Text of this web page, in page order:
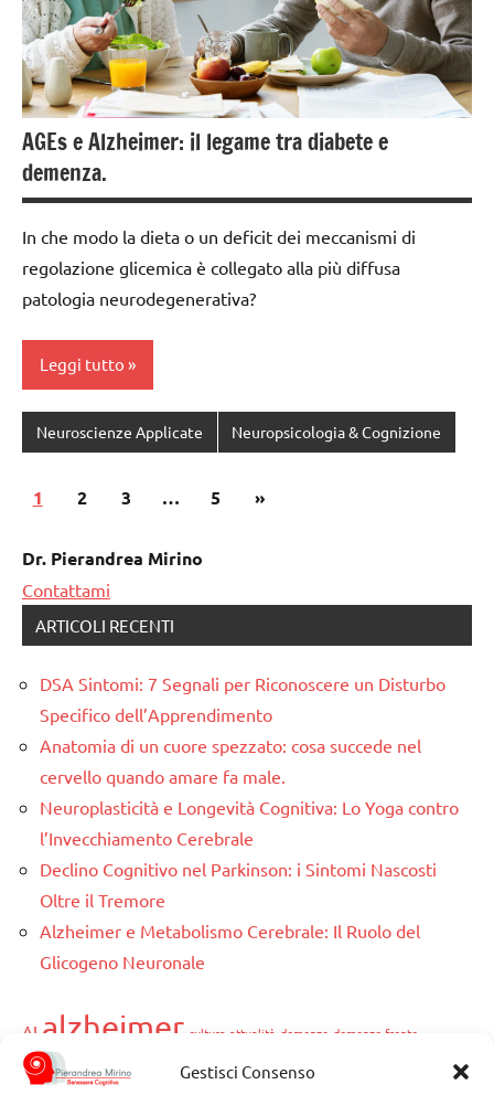
Gestisci Consenso
AGEs e Alzheimer: il legame tra diabete e
demenza.
In che modo la dieta o un deficit dei meccanismi di
regolazione glicemica è collegato alla più diffusa
patologia neurodegenerativa?
Leggi tutto
Neuroscienze Applicate Neuropsicologia & Cognizione
Paginazione
degli
articoli
1 2 3 … 5
Articolo
»
Dr. Pierandrea Mirino
Contattami
ARTICOLI RECENTI
DSA Sintomi: 7 Segnali per Riconoscere un Disturbo
Specifico dell’Apprendimento
Anatomia di un cuore spezzato: cosa succede nel
cervello quando amare fa male.
Neuroplasticità e Longevità Cognitiva: Lo Yoga contro
l’Invecchiamento Cerebrale
Declino Cognitivo nel Parkinson: i Sintomi Nascosti
Oltre il Tremore
Alzheimer e Metabolismo Cerebrale: Il Ruolo del
Glicogeno Neuronale
AI alzheimer cultura-attualità demenze demenze fronto-
temporali diabete Disturbi del Neurosviluppo Disturbi specifici dell'apprendimento